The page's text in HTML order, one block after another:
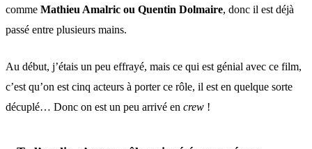
comme Mathieu Amalric ou Quentin Dolmaire, donc il est déjà
passé entre plusieurs mains.
Au début, j’étais un peu effrayé, mais ce qui est génial avec ce film,
c’est qu’on est cinq acteurs à porter ce rôle, il est en quelque sorte
décuplé… Donc on est un peu arrivé en crew !